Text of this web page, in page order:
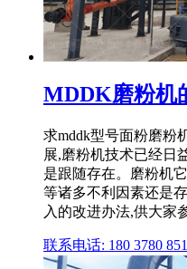
MDDK磨粉机
求mddk型号面粉磨粉
展,磨粉机技术已经日
是跟随存在。磨粉机
等诸多不利因素还是
入的改进办法,供大家
联系电话: 180 3780